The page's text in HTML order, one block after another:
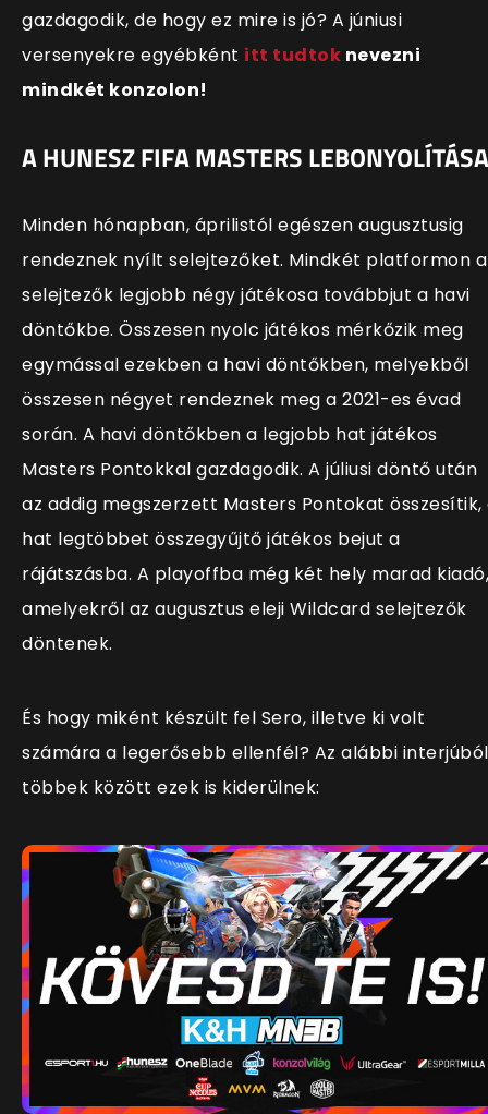
gazdagodik, de hogy ez mire is jó? A júniusi
versenyekre egyébként itt tudtok nevezni
mindkét konzolon!
A HUNESZ FIFA MASTERS LEBONYOLÍTÁSA
Minden hónapban, áprilistól egészen augusztusig
rendeznek nyílt selejtezőket. Mindkét platformon a
selejtezők legjobb négy játékosa továbbjut a havi
döntőkbe. Összesen nyolc játékos mérkőzik meg
egymással ezekben a havi döntőkben, melyekből
összesen négyet rendeznek meg a 2021-es évad
során. A havi döntőkben a legjobb hat játékos
Masters Pontokkal gazdagodik. A júliusi döntő után
az addig megszerzett Masters Pontokat összesítik,
hat legtöbbet összegyűjtő játékos bejut a
rájátszásba. A playoffba még két hely marad kiadó,
amelyekről az augusztus eleji Wildcard selejtezők
döntenek.
És hogy miként készült fel Sero, illetve ki volt
számára a legerősebb ellenfél? Az alábbi interjúból
többek között ezek is kiderülnek: